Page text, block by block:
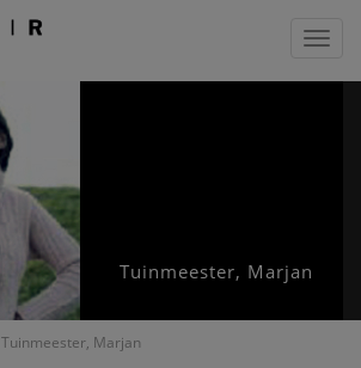
Tuinmeester, Marjan
Tuinmeester, Marjan